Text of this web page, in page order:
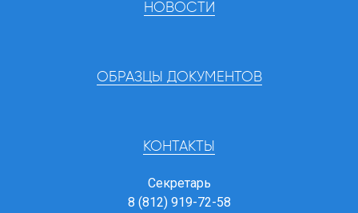
НОВОСТИ
ОБРАЗЦЫ ДОКУМЕНТОВ
КОНТАКТЫ
Секретарь
8 (812) 919-72-58